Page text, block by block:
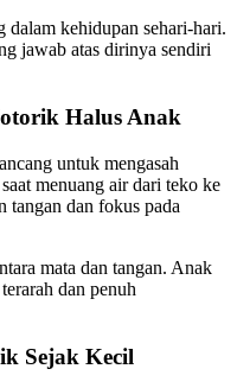
kehidupan sehari-hari.
jawab atas dirinya sendiri
Halus Anak
untuk mengasah
menuang air dari teko ke
tangan dan fokus pada
mata dan tangan. Anak
dan penuh
Sejak Kecil